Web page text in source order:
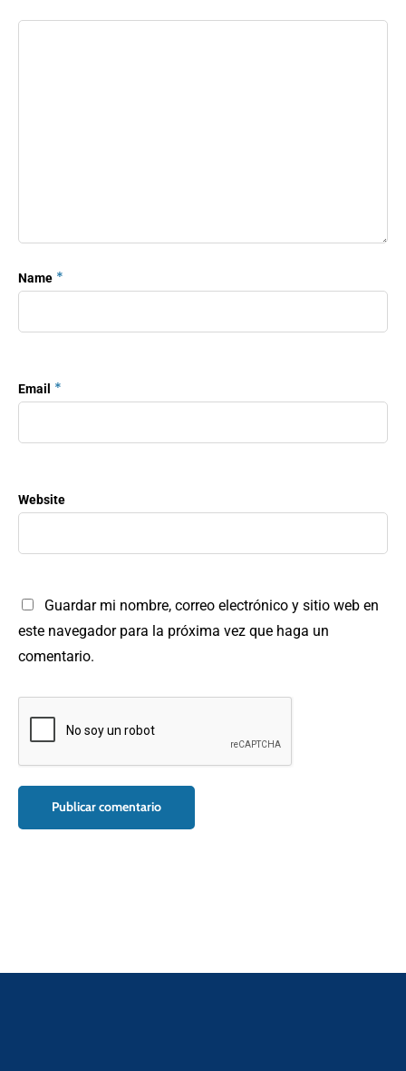
Name *
Email *
Website
Guardar mi nombre, correo electrónico y sitio web en
este navegador para la próxima vez que haga un
comentario.